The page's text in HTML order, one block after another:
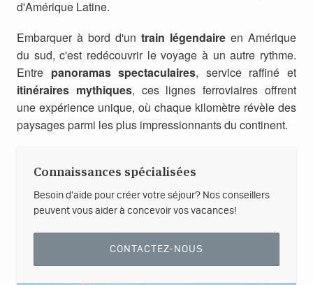
Connaissances spécialisées
Besoin d'aide pour créer votre séjour? Nos conseillers
peuvent vous aider à concevoir vos vacances!
CONTACTEZ-NOUS
Embarquer à bord d'un train légendaire en Amérique
du sud, c'est redécouvrir le voyage à un autre rythme.
Entre panoramas spectaculaires, service raffiné et
itinéraires mythiques, ces lignes ferroviaires offrent
une expérience unique, où chaque kilomètre révèle des
paysages parmi les plus impressionnants du continent.
d'Amérique Latine.